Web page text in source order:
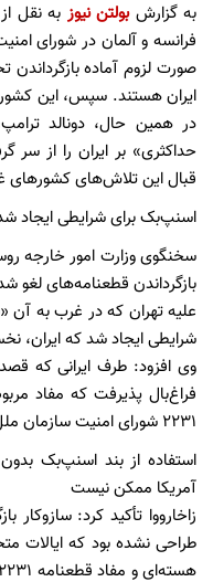
به گزارشبولتن نیوز به نقل
فرانسه و آلمان در شورای
صورت لزوم آماده
ایران هستند. سپس، این
در همین حال، دونالد
حداکثری» بر ایران را از
قبال این تلاش‌های کشورهای
اسنپ‌بک برای شرایطی ایجاد
سخنگوی وزارت امور خارجه
بازگرداندن قطعنامه‌های
علیه تهران که در غرب به آن
شرایطی ایجاد شد که ایران،
وی افزود: طرف ایرانی که
فراغ‌بال پذیرفت که مفاد
۲۲۳۱ شورای امنیت سازمان ملل لحاظ کند.
استفاده از بند اسنپ‌بک
آمریکا ممکن نیست
زاخارووا تأکید کرد:
طراحی نشده بود که ایالات